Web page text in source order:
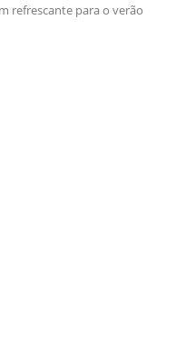
refrescante para o verão